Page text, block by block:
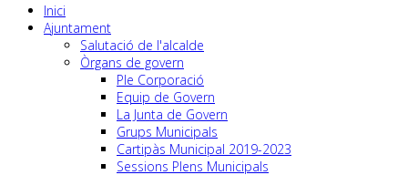
Inici
Ajuntament
Salutació de l'alcalde
Òrgans de govern
Ple Corporació
Equip de Govern
La Junta de Govern
Grups Municipals
Cartipàs Municipal 2019-2023
Sessions Plens Municipals